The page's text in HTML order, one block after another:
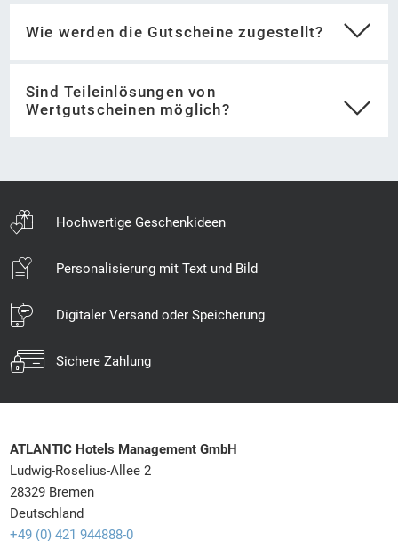
Videogruß aufnehmen
Link zum Videogruß bei der
Wie werden die Gutscheine zugestellt?
Sind Teileinlösungen von
Wertgutscheinen möglich?
Hochwertige Geschenkideen
Personalisierung mit Text und Bild
Digitaler Versand oder Speicherung
Sichere Zahlung
ATLANTIC Hotels Management GmbH
Ludwig-Roselius-Allee 2
28329 Bremen
Deutschland
+49 (0) 421 944888-0